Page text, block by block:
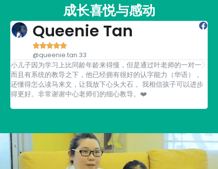
成长喜悦与感动
Queenie Tan

@queenie.tan.33
小儿子因为学习上比同龄年龄来得慢，但是通过叶老师的一对一
而且有系统的教导之下，他已经拥有很好的认字能力（华语），
还懂得怎么读马来文，让我放下心头大石 。我相信孩子可以进步
得更好。非常谢谢中心老师们的细心教导。❤️